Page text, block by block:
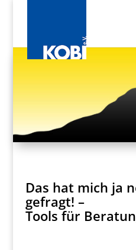
Das hat mich ja
gefragt! –
Tools für